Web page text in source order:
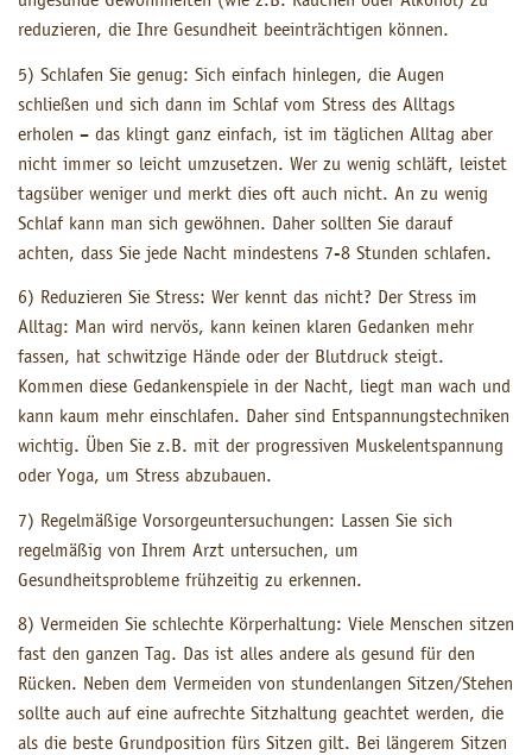
reduzieren, die Ihre Gesundheit beeinträchtigen können.
5) Schlafen Sie genug: Sich einfach hinlegen, die Augen
schließen und sich dann im Schlaf vom Stress des Alltags
erholen – das klingt ganz einfach, ist im täglichen Alltag aber
nicht immer so leicht umzusetzen. Wer zu wenig schläft, leistet
tagsüber weniger und merkt dies oft auch nicht. An zu wenig
Schlaf kann man sich gewöhnen. Daher sollten Sie darauf
achten, dass Sie jede Nacht mindestens 7-8 Stunden schlafen.
6) Reduzieren Sie Stress: Wer kennt das nicht? Der Stress im
Alltag: Man wird nervös, kann keinen klaren Gedanken mehr
fassen, hat schwitzige Hände oder der Blutdruck steigt.
Kommen diese Gedankenspiele in der Nacht, liegt man wach und
kann kaum mehr einschlafen. Daher sind Entspannungstechniken
wichtig. Üben Sie z.B. mit der progressiven Muskelentspannung
oder Yoga, um Stress abzubauen.
7) Regelmäßige Vorsorgeuntersuchungen: Lassen Sie sich
regelmäßig von Ihrem Arzt untersuchen, um
Gesundheitsprobleme frühzeitig zu erkennen.
8) Vermeiden Sie schlechte Körperhaltung: Viele Menschen sitzen
fast den ganzen Tag. Das ist alles andere als gesund für den
Rücken. Neben dem Vermeiden von stundenlangen Sitzen/Stehen
sollte auch auf eine aufrechte Sitzhaltung geachtet werden, die
als die beste Grundposition fürs Sitzen gilt. Bei längerem Sitzen